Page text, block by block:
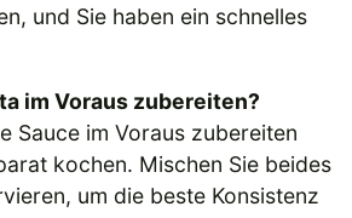
und Sie haben ein schnelles
im Voraus zubereiten?
Sauce im Voraus zubereiten
kochen. Mischen Sie beides
um die beste Konsistenz